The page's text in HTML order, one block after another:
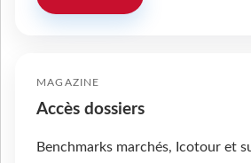
MAGAZINE
Accès dossiers
Benchmarks marchés, Icotour et